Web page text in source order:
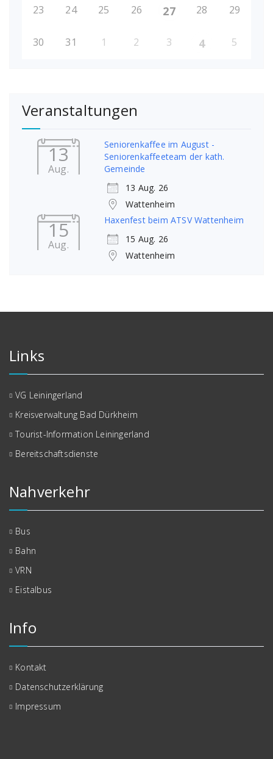
23 24 25 26 27 28 29
30 31 1 2 3 4 5
Veranstaltungen
13
Aug.
Seniorenkaffee im August -
Seniorenkaffeeteam der kath.
Gemeinde
13 Aug. 26
Wattenheim
15
Aug.
Haxenfest beim ATSV Wattenheim
15 Aug. 26
Wattenheim
Links
VG Leiningerland
Kreisverwaltung Bad Dürkheim
Tourist-Information Leiningerland
Bereitschaftsdienste
Nahverkehr
Bus
Bahn
VRN
Eistalbus
Info
Kontakt
Datenschutzerklärung
Impressum